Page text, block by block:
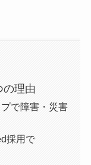
の理由
で障害・災害
採用で